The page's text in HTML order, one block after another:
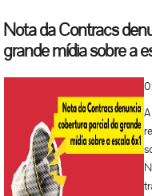
Nota da Contracs
grande mídia sobre a